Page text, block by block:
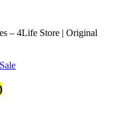
– 4Life Store | Original